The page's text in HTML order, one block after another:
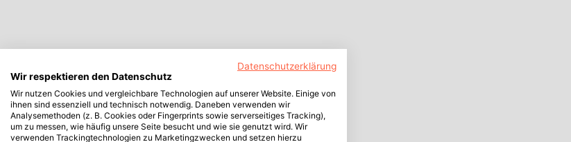
Datenschutzerklärung
Wir respektieren den Datenschutz
Wir nutzen Cookies und vergleichbare Technologien auf unserer Website. Einige von
ihnen sind essenziell und technisch notwendig. Daneben verwenden wir
Analysemethoden (z. B. Cookies oder Fingerprints sowie serverseitiges Tracking),
um zu messen, wie häufig unsere Seite besucht und wie sie genutzt wird. Wir
verwenden Trackingtechnologien zu Marketingzwecken und setzen hierzu